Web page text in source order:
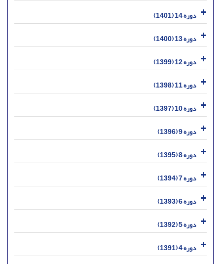
دوره 14 (1401)
دوره 13 (1400)
دوره 12 (1399)
دوره 11 (1398)
دوره 10 (1397)
دوره 9 (1396)
دوره 8 (1395)
دوره 7 (1394)
دوره 6 (1393)
دوره 5 (1392)
دوره 4 (1391)